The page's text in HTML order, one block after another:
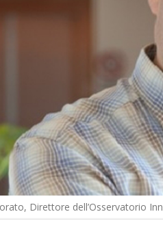
Direttore dell’Osservatorio